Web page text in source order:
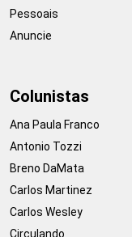
Pessoais
Anuncie
Colunistas
Ana Paula Franco
Antonio Tozzi
Breno DaMata
Carlos Martinez
Carlos Wesley
Circulando